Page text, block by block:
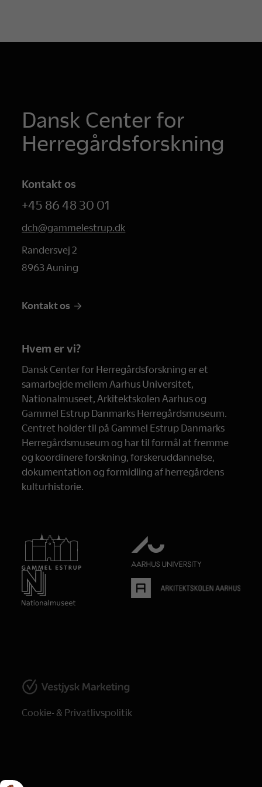
Dansk Center for
Herregårdsforskning
Kontakt os
+45 86 48 30 01
dch@gammelestrup.dk
Randersvej 2
8963 Auning
Kontakt os
Hvem er vi?
Dansk Center for Herregårdsforskning er et
samarbejde mellem Aarhus Universitet,
Nationalmuseet, Arkitektskolen Aarhus og
Gammel Estrup Danmarks Herregårdsmuseum.
Centret holder til på Gammel Estrup Danmarks
Herregårdsmuseum og har til formål at fremme
og koordinere forskning, forskeruddannelse,
dokumentation og formidling af herregårdens
kulturhistorie.
Cookie- & Privatlivspolitik